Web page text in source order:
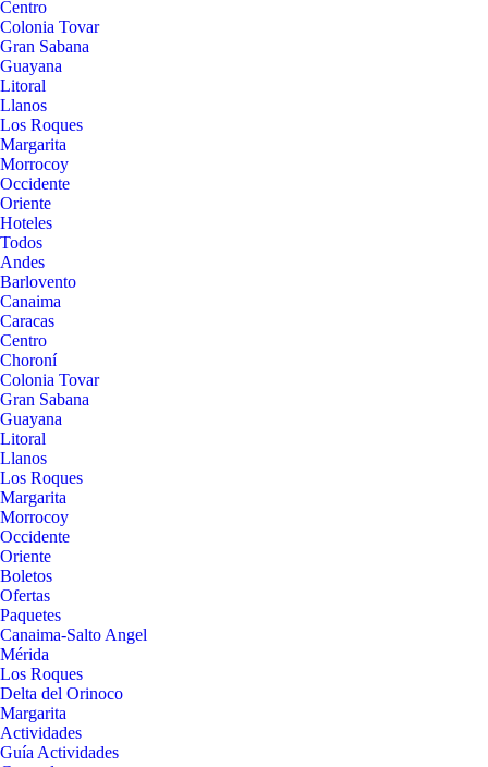
Centro
Colonia Tovar
Gran Sabana
Guayana
Litoral
Llanos
Los Roques
Margarita
Morrocoy
Occidente
Oriente
Hoteles
Todos
Andes
Barlovento
Canaima
Caracas
Centro
Choroní
Colonia Tovar
Gran Sabana
Guayana
Litoral
Llanos
Los Roques
Margarita
Morrocoy
Occidente
Oriente
Boletos
Ofertas
Paquetes
Canaima-Salto Angel
Mérida
Los Roques
Delta del Orinoco
Margarita
Actividades
Guía Actividades